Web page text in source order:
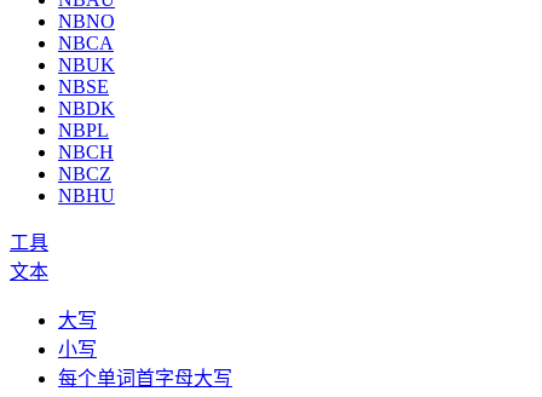
NBNO
NBCA
NBUK
NBSE
NBDK
NBPL
NBCH
NBCZ
NBHU
工具
文本
大写
小写
每个单词首字母大写